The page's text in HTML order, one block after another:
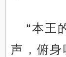
“本王
声，俯身